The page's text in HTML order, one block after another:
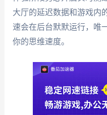
大厅的延迟数据和游戏内
速会在后台默默运行，唯
你的思维速度。